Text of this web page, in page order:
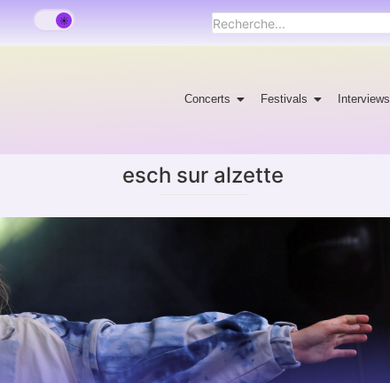
Concerts Festivals Interviews
esch sur alzette